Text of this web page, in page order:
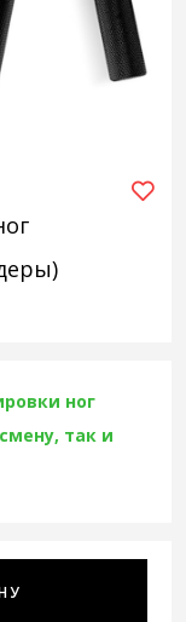
ног
так и